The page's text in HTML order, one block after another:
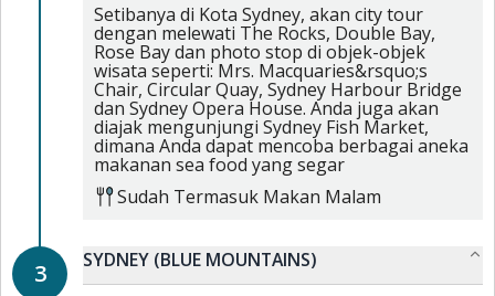
Setibanya di Kota Sydney, akan city tour
dengan melewati The Rocks, Double Bay,
Rose Bay dan photo stop di objek-objek
wisata seperti: Mrs. Macquaries&rsquo;s
Chair, Circular Quay, Sydney Harbour Bridge
dan Sydney Opera House. Anda juga akan
diajak mengunjungi Sydney Fish Market,
dimana Anda dapat mencoba berbagai aneka
makanan sea food yang segar
Sudah Termasuk Makan Malam
3 SYDNEY (BLUE MOUNTAINS)